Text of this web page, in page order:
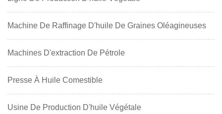
Machine De Raffinage D'huile De Graines Oléagineuses
Machines D'extraction De Pétrole
Presse À Huile Comestible
Usine De Production D'huile Végétale